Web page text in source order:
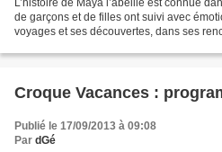
de garçons et de filles ont suivi avec
voyages et ses découvertes, dans ses
Croque Vacances :
Publié le 17/09/2013 à 09:08
Par dGé